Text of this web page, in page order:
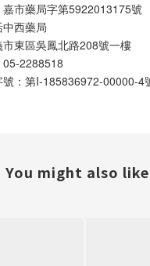
市藥局字第5922013175號
西藥局
東區吳鳳北路208號一樓
2288518
：第I-185836972-00000-4
You might also